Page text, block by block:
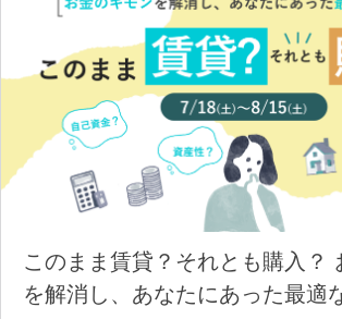
このまま賃貸？それとも購入？
を解消し、あなたにあった最適